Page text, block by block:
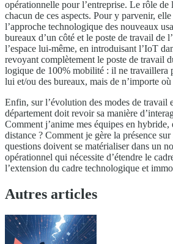
opérationnelle pour l’entreprise. Le rôle de
chacun de ces aspects. Pour y parvenir,
l’approche technologique des nouveaux
bureaux d’un côté et le poste de travail de
l’espace lui-même, en introduisant l’IoT
revoyant complètement le poste de travail
logique de 100% mobilité : il ne travaillera
lui et/ou des bureaux, mais de n’importe où
Enfin, sur l’évolution des modes de travail
département doit revoir sa manière
Comment j’anime mes équipes en hybride,
distance ? Comment je gère la présence
questions doivent se matérialiser dans un
opérationnel qui nécessite d’étendre le
l’extension du cadre technologique et
Autres articles